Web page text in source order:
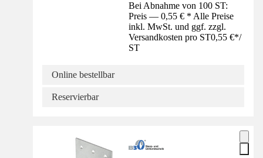
Bei Abnahme von 100 ST:
Preis — 0,55 € * Alle Preise
inkl. MwSt. und ggf. zzgl.
Versandkosten pro ST0,55 €*/
ST
Online bestellbar
Reservierbar